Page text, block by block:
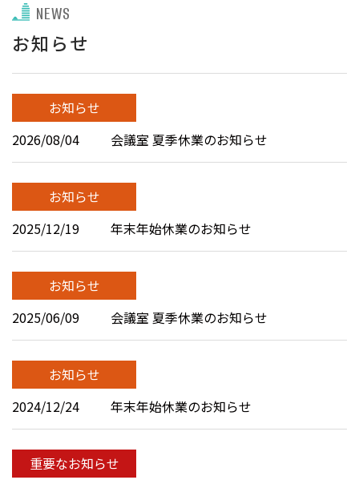
NEWS
お知らせ
お知らせ
2026/08/04
会議室 夏季休業のお知らせ
お知らせ
2025/12/19
年末年始休業のお知らせ
お知らせ
2025/06/09
会議室 夏季休業のお知らせ
お知らせ
2024/12/24
年末年始休業のお知らせ
重要なお知らせ